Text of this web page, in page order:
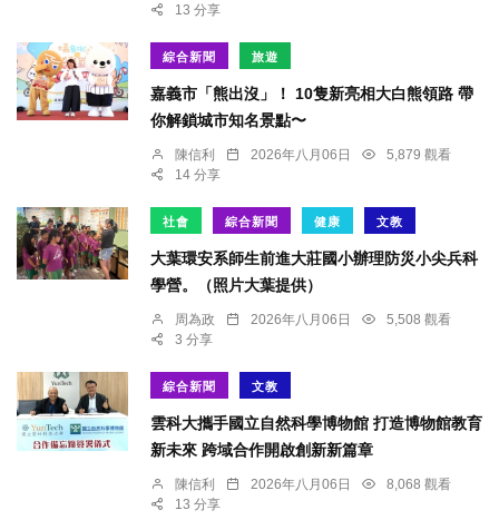
13 分享
綜合新聞 旅遊
嘉義市「熊出沒」！ 10隻新亮相大白熊領路 帶
你解鎖城市知名景點〜
陳信利 2026年八月06日
5,879 觀看
14 分享
社會 綜合新聞 健康 文教
大葉環安系師生前進大莊國小辦理防災小尖兵科
學營。（照片大葉提供）
周為政 2026年八月06日
5,508 觀看
3 分享
綜合新聞 文教
雲科大攜手國立自然科學博物館 打造博物館教育
新未來 跨域合作開啟創新新篇章
陳信利 2026年八月06日
8,068 觀看
13 分享